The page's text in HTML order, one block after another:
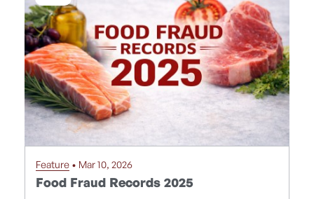
Feature • Mar 10, 2026
Food Fraud Records 2025